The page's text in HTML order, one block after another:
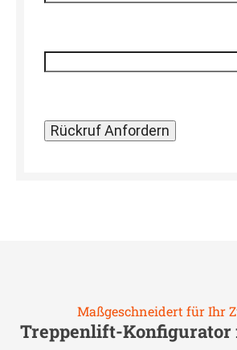
Maßgeschneidert für Ihr
Treppenlift-